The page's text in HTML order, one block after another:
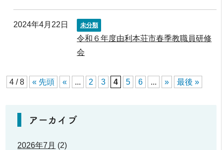
2024年4月22日 未分類
令和６年度由利本荘市春季教職員研修
会
4 / 8 « 先頭 « ... 2 3 4 5 6 ... » 最後 »
アーカイブ
2026年7月 (2)